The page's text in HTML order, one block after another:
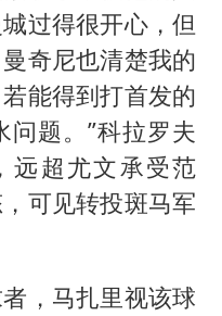
过得很开心，但
奇尼也清楚我的
能得到打首发的
题。”科拉罗夫
远超尤文承受范
可见转投斑马军
，马扎里视该球